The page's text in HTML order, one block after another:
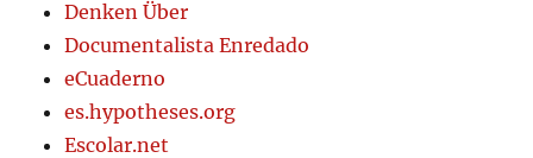
Denken Über
Documentalista Enredado
eCuaderno
es.hypotheses.org
Escolar.net